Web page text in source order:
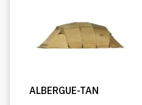
ALBERGUE-TAN